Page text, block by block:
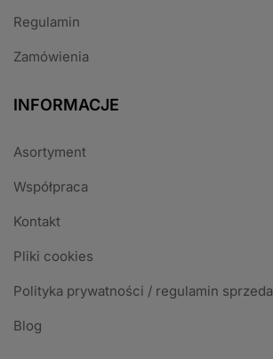
Regulamin
Zamówienia
INFORMACJE
Asortyment
Współpraca
Kontakt
Pliki cookies
Polityka prywatności / regulamin
Blog